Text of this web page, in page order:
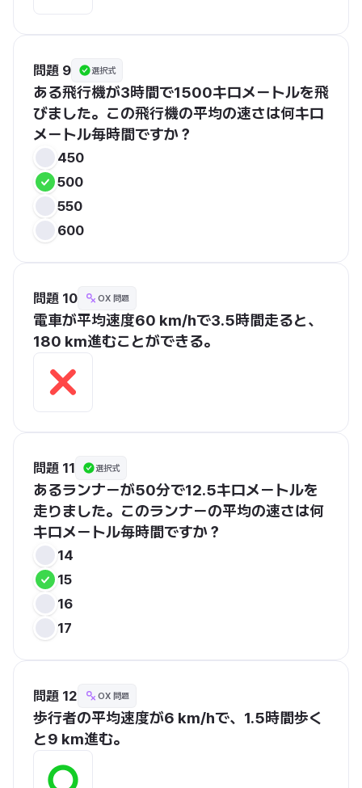
問題 9 選択式
ある飛行機が3時間で1500キロメートルを飛
びました。この飛行機の平均の速さは何キロ
メートル毎時間ですか？
450
500
550
600
問題 10 OX 問題
電車が平均速度60 km/hで3.5時間走ると、
180 km進むことができる。
問題 11 選択式
あるランナーが50分で12.5キロメートルを
走りました。このランナーの平均の速さは何
キロメートル毎時間ですか？
14
15
16
17
問題 12 OX 問題
歩行者の平均速度が6 km/hで、1.5時間歩く
と9 km進む。